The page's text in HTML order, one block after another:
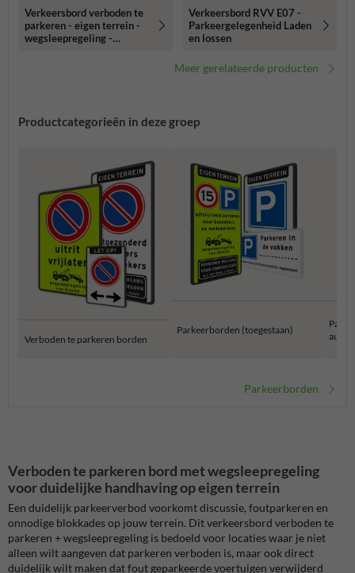
Verkeersbord verboden te
parkeren - eigen terrein -
wegsleepregeling -
Verkeersbord RVV E07 -
Parkeergelegenheid Laden
en lossen
Meer gerelateerde producten
Productcategorieën in deze groep
Verboden te parkeren borden
Parkeerborden (toegestaan)
auto
Parkeerborden
Verboden te parkeren bord met wegsleepregeling
voor duidelijke handhaving op eigen terrein
Een duidelijk parkeerverbod voorkomt discussie, foutparkeren en
onnodige blokkades op jouw terrein. Dit verkeersbord verboden te
parkeren + wegsleepregeling is bedoeld voor locaties waar je niet
alleen wilt aangeven dat parkeren verboden is, maar ook direct
duidelijk wilt maken dat fout geparkeerde voertuigen verwijderd